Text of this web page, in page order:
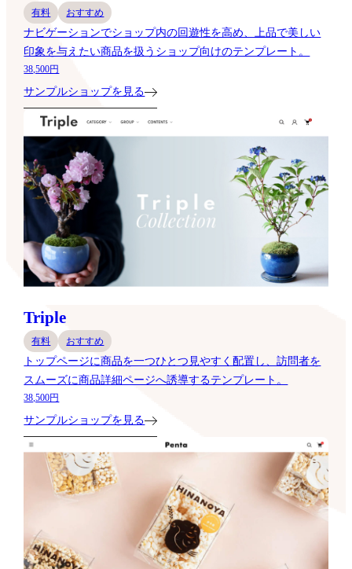
有料 おすすめ
ナビゲーションでショップ内の回遊性を高め、上品で美しい
印象を与えたい商品を扱うショップ向けのテンプレート。
38,500円
サンプルショップを見る
Triple
有料 おすすめ
トップページに商品を一つひとつ見やすく配置し、訪問者を
スムーズに商品詳細ページへ誘導するテンプレート。
38,500円
サンプルショップを見る